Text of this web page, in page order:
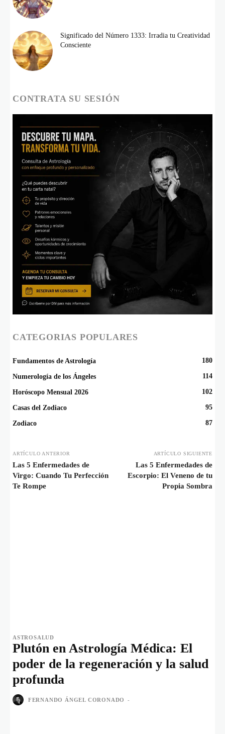
Significado del Número 1333: Irradia tu Creatividad
Consciente
CONTRATA SU SESIÓN
CATEGORIAS POPULARES
Fundamentos de Astrología 180
Numerología de los Ángeles 114
Horóscopo Mensual 2026 102
Casas del Zodiaco 95
Zodiaco 87
ARTÍCULO ANTERIOR
Las 5 Enfermedades de
Virgo: Cuando Tu Perfección
Te Rompe
ARTÍCULO SIGUIENTE
Las 5 Enfermedades de
Escorpio: El Veneno de tu
Propia Sombra
ASTROSALUD
Plutón en Astrología Médica: El
poder de la regeneración y la salud
profunda
FERNANDO ÁNGEL CORONADO -